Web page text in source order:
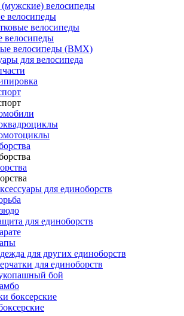
велосипеды
велосипеды
велосипеды
велосипеды
велосипеды (BMX)
для велосипеда
для единоборств
для единоборств
для других единоборств
для единоборств
бой
боксерские